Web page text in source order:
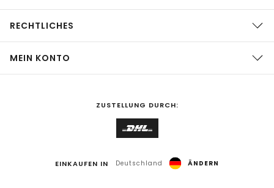
RECHTLICHES
MEIN KONTO
ZUSTELLUNG DURCH:
EINKAUFEN IN Deutschland ÄNDERN